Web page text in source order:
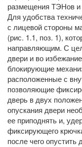
размещения ТЭНов и
Для удобства
с лицевой стороны
(рис. 1.1, поз. 1),
направляющим. С
двери и во
блокирующие
расположенные с
позволяющие
дверь в двух
опускания двери
ее приподнять и,
фиксирующего
после чего опустить